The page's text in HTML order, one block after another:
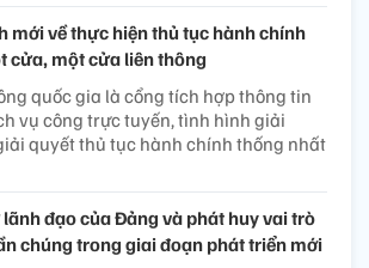
mới về thực hiện thủ tục hành chính
cửa, một cửa liên thông
quốc gia là cổng tích hợp thông tin
vụ công trực tuyến, tình hình giải
quyết thủ tục hành chính thống nhất
đạo của Đảng và phát huy vai trò
chúng trong giai đoạn phát triển mới